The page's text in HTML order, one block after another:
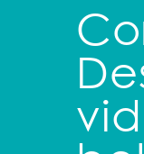
vid